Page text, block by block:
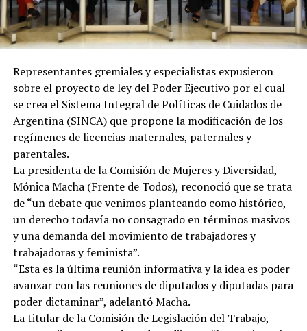
Representantes gremiales y especialistas expusieron
sobre el proyecto de ley del Poder Ejecutivo por el cual
se crea el Sistema Integral de Políticas de Cuidados de
Argentina (SINCA) que propone la modificación de los
regímenes de licencias maternales, paternales y
parentales.
La presidenta de la Comisión de Mujeres y Diversidad,
Mónica Macha (Frente de Todos), reconoció que se trata
de “un debate que venimos planteando como histórico,
un derecho todavía no consagrado en términos masivos
y una demanda del movimiento de trabajadores y
trabajadoras y feminista”.
“Esta es la última reunión informativa y la idea es poder
avanzar con las reuniones de diputados y diputadas para
poder dictaminar”, adelantó Macha.
La titular de la Comisión de Legislación del Trabajo,